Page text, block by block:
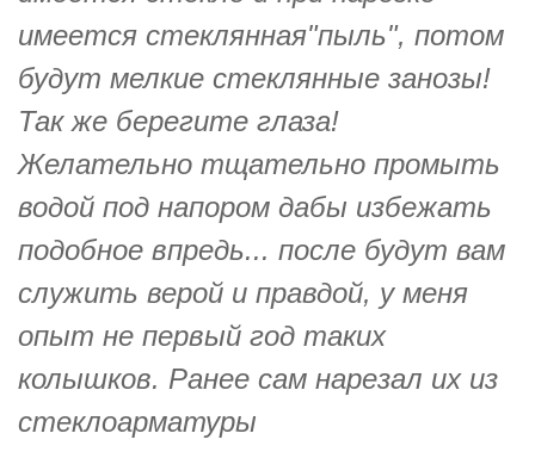
имеется стеклянная"пыль", потом
будут мелкие стеклянные занозы!
Так же берегите глаза!
Желательно тщательно промыть
водой под напором дабы избежать
подобное впредь... после будут вам
служить верой и правдой, у меня
опыт не первый год таких
колышков. Ранее сам нарезал их из
стеклоарматуры